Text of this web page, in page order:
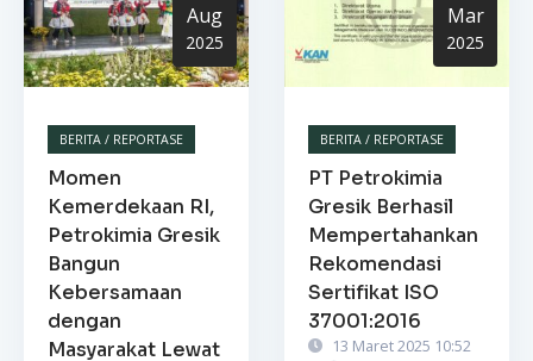
Aug
2025
BERITA / REPORTASE
Momen
Kemerdekaan RI,
Petrokimia Gresik
Bangun
Kebersamaan
dengan
Masyarakat Lewat
Mar
2025
BERITA / REPORTASE
PT Petrokimia
Gresik Berhasil
Mempertahankan
Rekomendasi
Sertifikat ISO
37001:2016
13 Maret 2025 10:52